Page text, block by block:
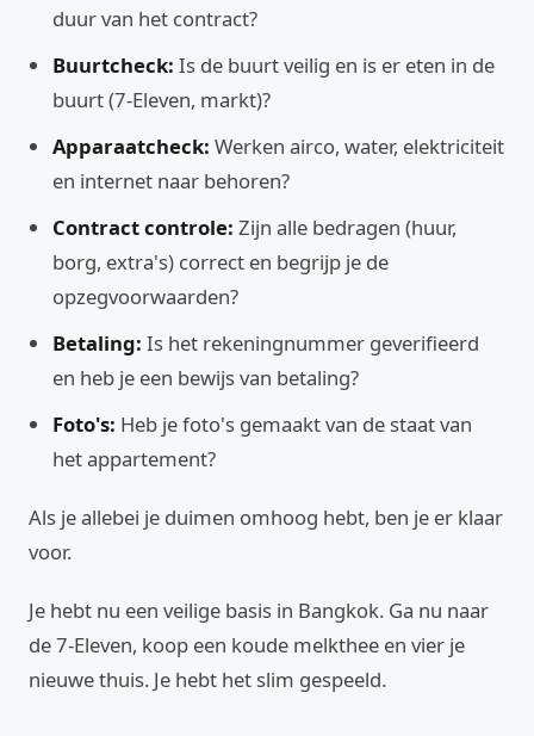
duur van het contract?
Buurtcheck: Is de buurt veilig en is er eten in de
buurt (7-Eleven, markt)?
Apparaatcheck: Werken airco, water, elektriciteit
en internet naar behoren?
Contract controle: Zijn alle bedragen (huur,
borg, extra's) correct en begrijp je de
opzegvoorwaarden?
Betaling: Is het rekeningnummer geverifieerd
en heb je een bewijs van betaling?
Foto's: Heb je foto's gemaakt van de staat van
het appartement?
Als je allebei je duimen omhoog hebt, ben je er klaar
voor.
Je hebt nu een veilige basis in Bangkok. Ga nu naar
de 7-Eleven, koop een koude melkthee en vier je
nieuwe thuis. Je hebt het slim gespeeld.